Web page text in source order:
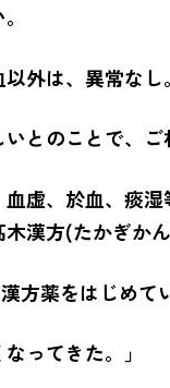
外は、異常なし。
とのことで、ご
虚、於血、痰
漢方(たかぎか
方薬をはじめて
ってきた。」